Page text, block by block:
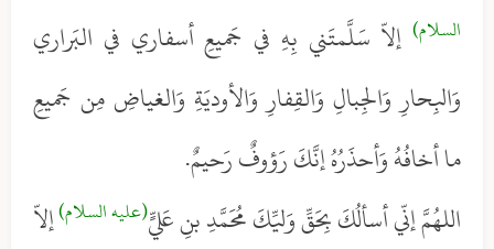
السلام) إلاّ سَلَّمتَني بِهِ في جَميعِ أسفاري في البَراري
وَالبِحارِ وَالجِبالِ وَالقِفارِ وَالأوديَةِ وَالغياضِ مِن جَميعِ
ما أخافُهُ وَأحذَرُهُ إنَّكَ رَؤوفٌ رَحيمٌ.
اللهُمَّ إنّي أسألُكَ بِحَقِّ وَليِّكَ مُحَمَّدِ بنِ عَليٍّ(عليه السلام)إلاّ